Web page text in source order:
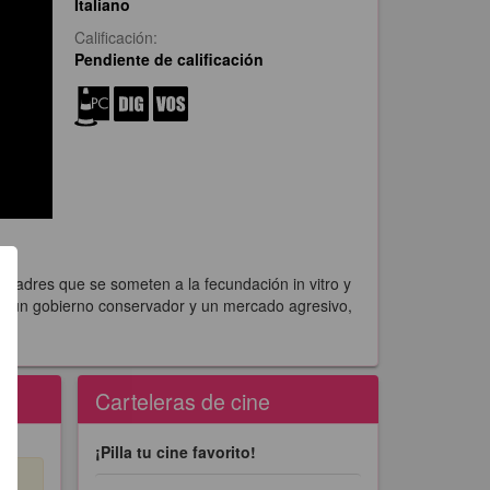
Calificación:
Pendiente de calificación
que se someten a la fecundación in vitro y
gobierno conservador y un mercado agresivo,
Carteleras de cine
¡Pilla tu cine favorito!